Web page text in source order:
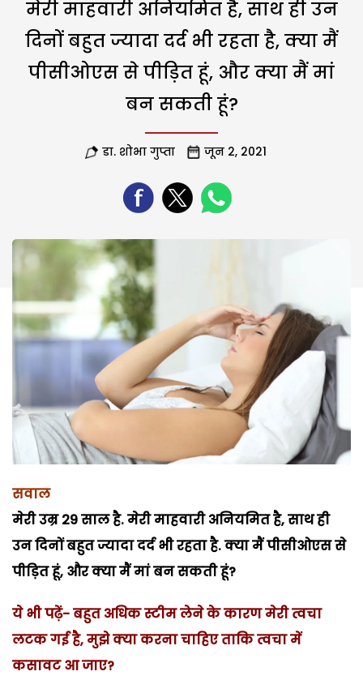
मेरी माहवारी अनियमित है, साथ ही उन
दिनों बहुत ज्यादा दर्द भी रहता है, क्या मैं
पीसीओएस से पीड़ित हूं, और क्या मैं मां
बन सकती हूं?
डा. शोभा गुप्ता जून 2, 2021
सवाल
मेरी उम्र 29 साल है. मेरी माहवारी अनियमित है, साथ ही
उन दिनों बहुत ज्यादा दर्द भी रहता है. क्या मैं पीसीओएस से
पीड़ित हूं, और क्या मैं मां बन सकती हूं?
ये भी पढ़ें- बहुत अधिक स्टीम लेने के कारण मेरी त्वचा
लटक गई है, मुझे क्या करना चाहिए ताकि त्वचा में
कसावट आ जाए?